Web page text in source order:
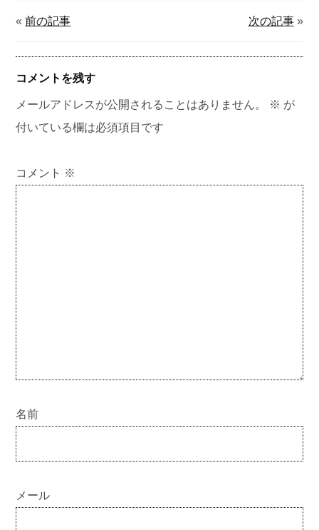
«前の記事 次の記事»
コメントを残す
メールアドレスが公開されることはありません。 ※ が
付いている欄は必須項目です
コメント ※
名前
メール